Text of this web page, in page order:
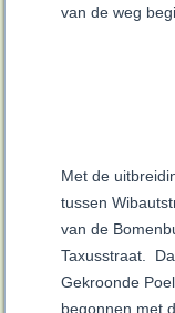
van de weg
Met de
tussen
van de
Taxusstraat.
Gekroonde
begonnen met